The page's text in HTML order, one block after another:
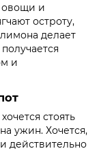
овощи и
остроту,
делает
и
стоять
ужин. Хочется,
действительно